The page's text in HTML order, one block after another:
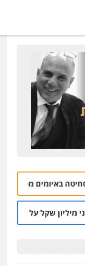
על דירה השייכת